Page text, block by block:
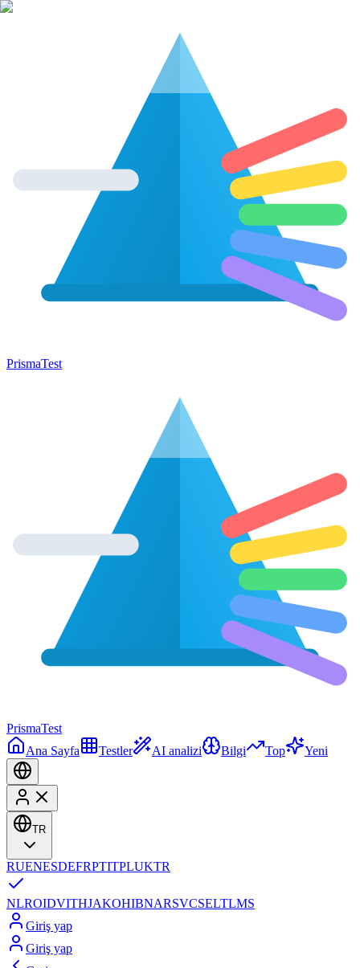
PrismaTest
PrismaTest
Ana Sayfa
Testler AI analizi Bilgi Top Yeni
TR
RUENESDEFRPTITPLUKTR
NLROIDVITHJAKOHIBNARSVCSELTLMS
Giriş yap
Giriş yap